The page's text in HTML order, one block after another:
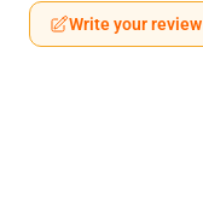
Write your review